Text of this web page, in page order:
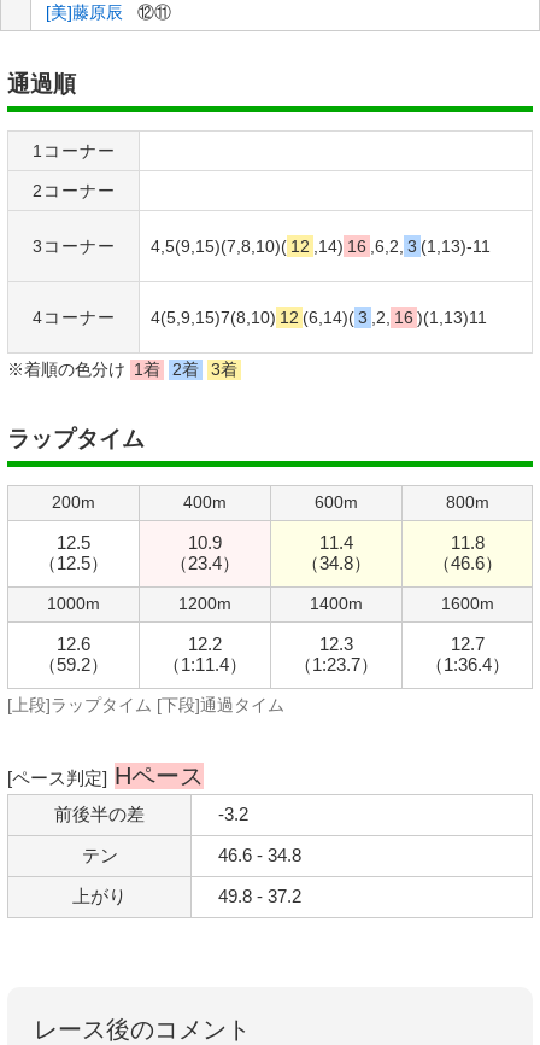
[美]藤原辰
⑫⑪
通過順
1コーナー
2コーナー
3コーナー 4,5(9,15)(7,8,10)( 12 ,14) 16 ,6,2, 3 (1,13)-11
4コーナー 4(5,9,15)7(8,10) 12 (6,14)( 3 ,2, 16 )(1,13)11
※着順の色分け 1着 2着 3着
ラップタイム
200m
12.5
（12.5）
400m
10.9
（23.4）
600m
11.4
（34.8）
800m
11.8
（46.6）
1000m
12.6
（59.2）
1200m
12.2
（1:11.4）
1400m
12.3
（1:23.7）
1600m
12.7
（1:36.4）
[上段]ラップタイム [下段]通過タイム
[ペース判定] Hペース
前後半の差 -3.2
テン 46.6 - 34.8
上がり 49.8 - 37.2
レース後のコメント